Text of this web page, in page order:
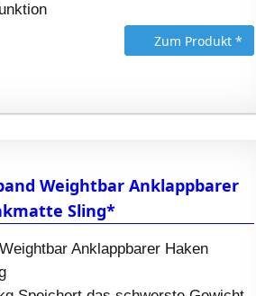
Zum Produkt *
Weightbar Anklappbarer
Sling*
Anklappbarer Haken